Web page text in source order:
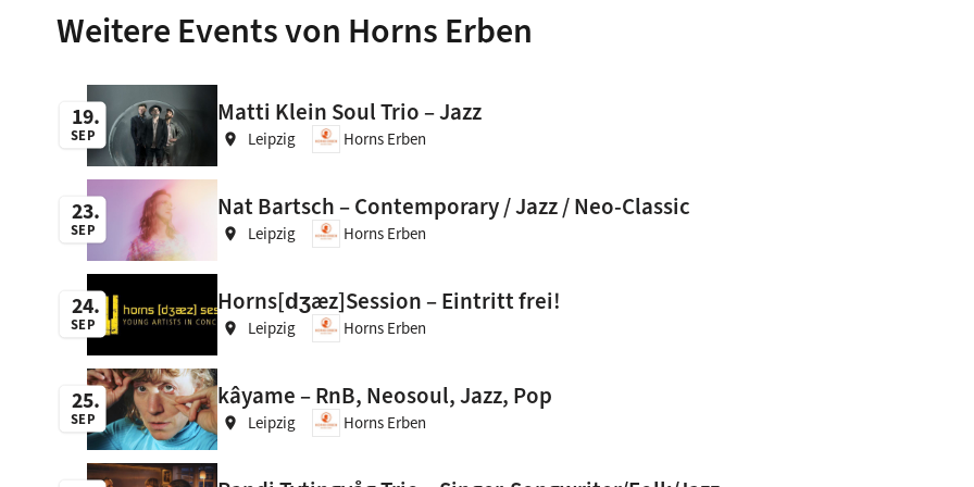
Weitere Events von Horns Erben
19
SEP
Matti Klein Soul Trio – Jazz
location_on Leipzig Horns Erben
23
SEP
Nat Bartsch – Contemporary / Jazz / Neo-Classic
location_on Leipzig Horns Erben
24
SEP
Horns[dʒæz]Session – Eintritt frei!
location_on Leipzig Horns Erben
25
SEP
kâyame – RnB, Neosoul, Jazz, Pop
location_on Leipzig Horns Erben